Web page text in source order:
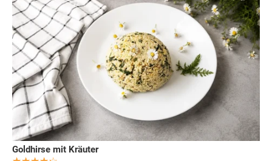
Goldhirse mit Kräuter